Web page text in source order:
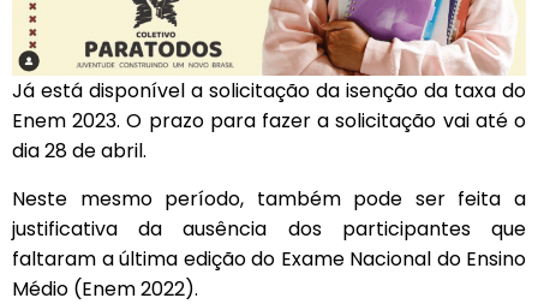
Já está disponível a solicitação da isenção da taxa do
Enem 2023. O prazo para fazer a solicitação vai até o
dia 28 de abril.
Neste mesmo período, também pode ser feita a
justificativa da ausência dos participantes que
faltaram a última edição do Exame Nacional do Ensino
Médio (Enem 2022).